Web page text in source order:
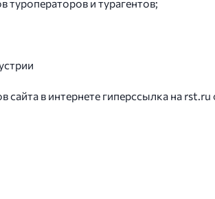
туроператоров и турагентов;
в интернете гиперссылка на rst.ru